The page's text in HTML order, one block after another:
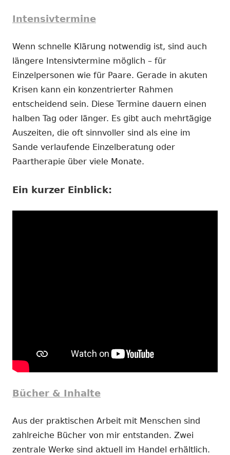
Intensivtermine
Wenn schnelle Klärung notwendig ist, sind auch
längere Intensivtermine möglich – für
Einzelpersonen wie für Paare. Gerade in akuten
Krisen kann ein konzentrierter Rahmen
entscheidend sein. Diese Termine dauern einen
halben Tag oder länger. Es gibt auch mehrtägige
Auszeiten, die oft sinnvoller sind als eine im
Sande verlaufende Einzelberatung oder
Paartherapie über viele Monate.
Ein kurzer Einblick:
Bücher & Inhalte
Aus der praktischen Arbeit mit Menschen sind
zahlreiche Bücher von mir entstanden. Zwei
zentrale Werke sind aktuell im Handel erhältlich.